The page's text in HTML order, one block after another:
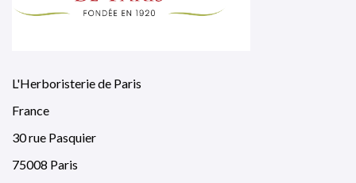
L'Herboristerie de Paris
France
30 rue Pasquier
75008 Paris